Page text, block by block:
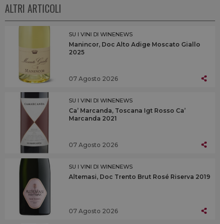
ALTRI ARTICOLI
SU I VINI DI WINENEWS
Manincor, Doc Alto Adige Moscato Giallo
2025
07 Agosto 2026
SU I VINI DI WINENEWS
Ca’ Marcanda, Toscana Igt Rosso Ca’
Marcanda 2021
07 Agosto 2026
SU I VINI DI WINENEWS
Altemasi, Doc Trento Brut Rosé Riserva 2019
07 Agosto 2026